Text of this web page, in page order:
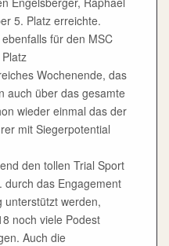
5. Platz erreichte.
für den MSC
Wochenende, das
auch über das gesamte
wieder einmal das der
mit Siegerpotential
den tollen Trial Sport
das Engagement
unterstützt werden,
noch viele Podest
Auch die